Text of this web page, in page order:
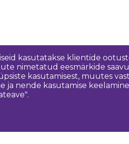
kasutatakse klientide
nimetatud eesmärkide
kasutamisest, muutes
nende kasutamise